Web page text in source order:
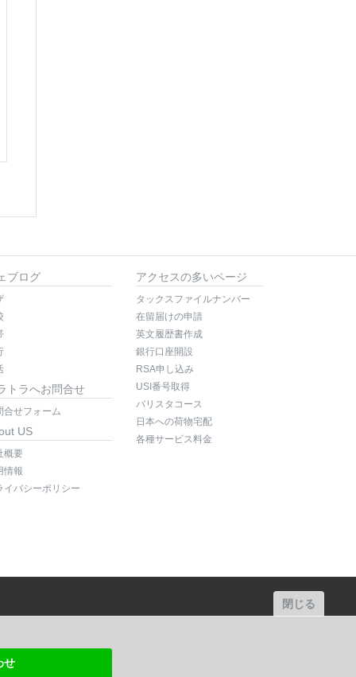
ブログ
トラへお問合せ
合せフォーム
US
概要
情報
イバシーポリシー
アクセスの多いページ
タックスファイルナンバー
在留届けの申請
英文履歴書作成
銀行口座開設
RSA申し込み
USI番号取得
バリスタコース
日本への荷物宅配
各種サービス料金
閉じる
せ